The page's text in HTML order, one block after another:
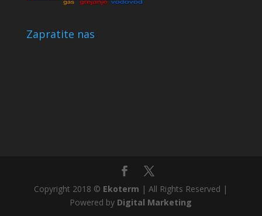
Zapratite nas
Copyright 2018 © Ekoterm | All Rights Reserved |
Powered by Digital Marketing